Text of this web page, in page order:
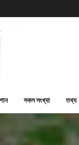
গান সকল সংখ্যা তথ্য